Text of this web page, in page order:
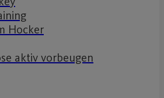
Hocker
aktiv vorbeugen